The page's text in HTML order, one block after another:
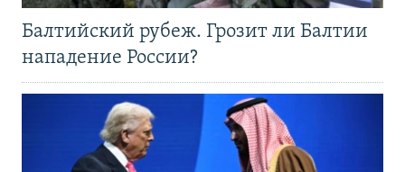
Балтийский рубеж. Грозит ли Балтии
нападение России?